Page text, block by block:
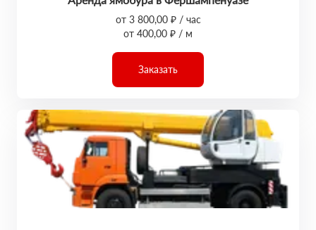
от 3 800,00 ₽ / час
от 400,00 ₽ / м
Заказать